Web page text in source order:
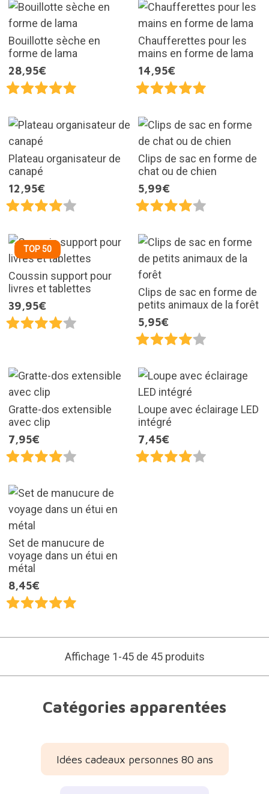
Bouillotte sèche en
forme de lama
28,95€
Chaufferettes pour les
mains en forme de lama
14,95€
Plateau organisateur de
canapé
12,95€
Clips de sac en forme de
chat ou de chien
5,99€
TOP 50
Coussin support pour
livres et tablettes
39,95€
Clips de sac en forme de
petits animaux de la forêt
5,95€
Gratte-dos extensible
avec clip
7,95€
Loupe avec éclairage LED
intégré
7,45€
Set de manucure de
voyage dans un étui en
métal
8,45€
Affichage 1-45 de 45 produits
Catégories apparentées
Idées cadeaux personnes 80 ans